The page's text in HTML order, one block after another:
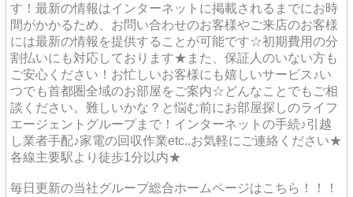
す！最新の情報はインターネットに掲載されるまでにお時
間がかかるため、お問い合わせのお客様やご来店のお客様
には最新の情報を提供することが可能です☆初期費用の分
割払いにも対応しております★また、保証人のいない方も
ご安心ください！お忙しいお客様にも嬉しいサービス♪い
つでも首都圏全域のお部屋をご案内☆どんなことでもご相
談ください。難しいかな？と悩む前にお部屋探しのライフ
エージェントグループまで！インターネットの手続♪引越
し業者手配♪家電の回収作業etc..お気軽にご連絡ください★
各線主要駅より徒歩1分以内★
毎日更新の当社グループ総合ホームページはこちら！！！